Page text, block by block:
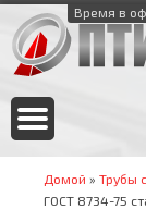
Время в
Домой » Трубы
ГОСТ 8734-75